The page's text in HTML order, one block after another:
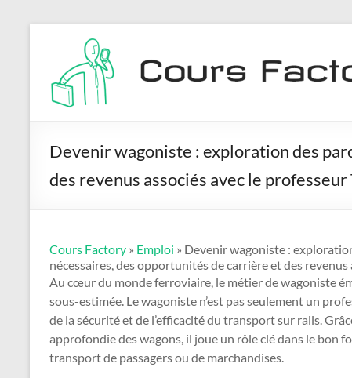
Cours
Factory
Devenir wagoniste : exploration des
des revenus associés avec le
Cours Factory » Emploi » Devenir wagoniste :
nécessaires, des opportunités de carrière et des
Au cœur du monde ferroviaire, le métier de wagoniste
sous-estimée. Le wagoniste n’est pas seulement un
de la sécurité et de l’efficacité du transport sur rails.
approfondie des wagons, il joue un rôle clé dans le bon
transport de passagers ou de marchandises.